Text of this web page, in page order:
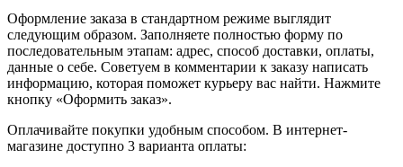
Оформление заказа в стандартном режиме выглядит
следующим образом. Заполняете полностью форму по
последовательным этапам: адрес, способ доставки, оплаты,
данные о себе. Советуем в комментарии к заказу написать
информацию, которая поможет курьеру вас найти. Нажмите
кнопку «Оформить заказ».
Оплачивайте покупки удобным способом. В интернет-
магазине доступно 3 варианта оплаты: